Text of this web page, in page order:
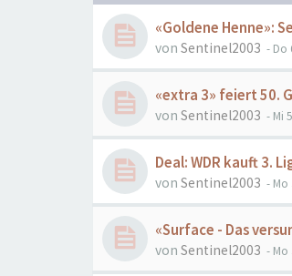
«Goldene Henne»:
von Sentinel2003 - Do
«extra 3» feiert 50.
von Sentinel2003 - Mi
Deal: WDR kauft 3.
von Sentinel2003 - Mo
«Surface - Das
von Sentinel2003 - Mo